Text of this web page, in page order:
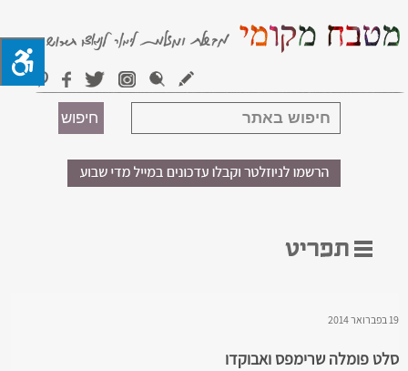
19 בפברואר 2014
סלט פומלה שרימפס ואבוקדו